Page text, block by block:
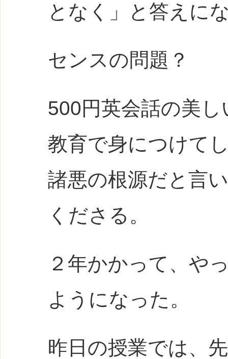
となく」と答えに
センスの問題？
500円英会話の美
教育で身につけて
諸悪の根源だと言
くださる。
２年かかって、や
ようになった。
昨日の授業では、